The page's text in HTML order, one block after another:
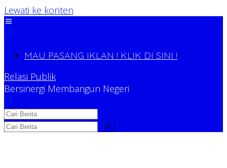
Lewati ke konten
MAU PASANG IKLAN ! KLIK DI SINI !
Relasi Publik
Bersinergi Membangun Negeri